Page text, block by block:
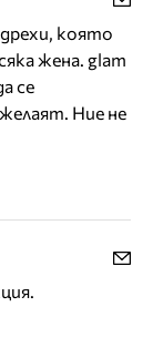
която
жена. glam
се
Ние не